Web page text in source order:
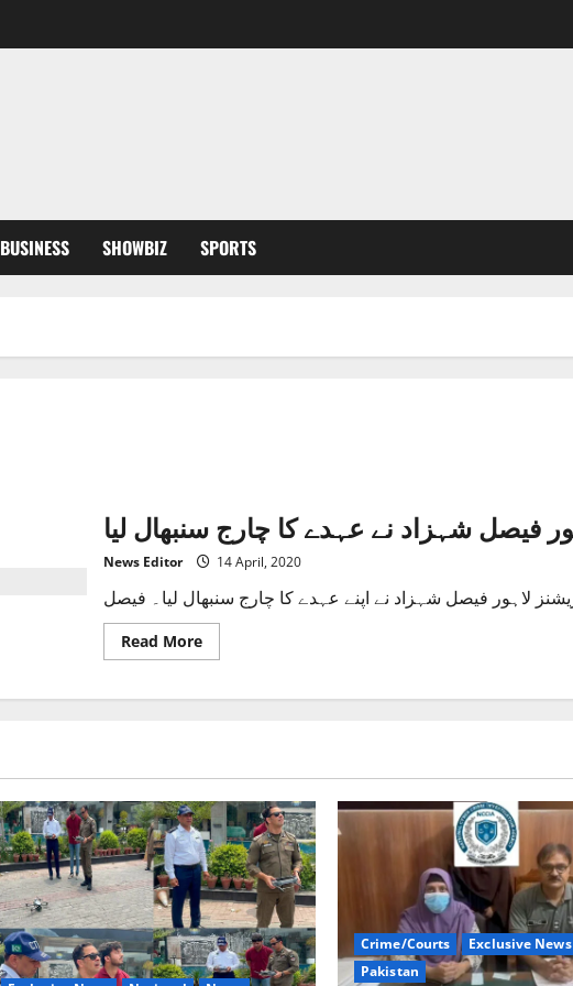
BUSINESS SHOWBIZ SPORTS
فیصل شہزاد نے عہدے کا چارج سنبھال لیا
News Editor 14 April, 2020
Read MoreRead
more
ایس
نے
کا
چارج
سنبھال
لیا
Crime/Courts
Exclusive News
Pakistan